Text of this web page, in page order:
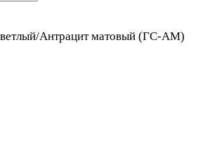
Антрацит матовый (ГС-АМ)